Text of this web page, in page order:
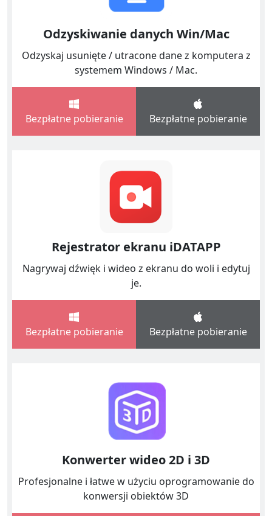
Odzyskiwanie danych Win/Mac
Odzyskaj usunięte / utracone dane z komputera z
systemem Windows / Mac.
Bezpłatne pobieranie Bezpłatne pobieranie
Rejestrator ekranu iDATAPP
Nagrywaj dźwięk i wideo z ekranu do woli i edytuj
je.
Bezpłatne pobieranie Bezpłatne pobieranie
Konwerter wideo 2D i 3D
Profesjonalne i łatwe w użyciu oprogramowanie do
konwersji obiektów 3D